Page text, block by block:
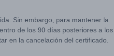
Sin embargo, para mantener la
de los 90 días posteriores a los
en la cancelación del certificado.